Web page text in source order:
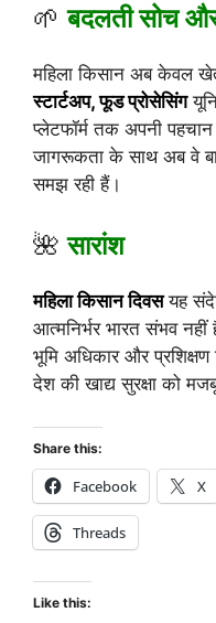
🌱बदलती सोच
महिला किसान अब केवल
स्टार्टअप, फूड प्रोसेसिंग
प्लेटफॉर्म तक अपनी
जागरूकता के साथ अब वे
समझ रही हैं।
🌺सारांश
महिला किसान दिवस यह
आत्मनिर्भर भारत संभव
भूमि अधिकार और
देश की खाद्य सुरक्षा को
Share this:
Facebook X
Threads
Like this: